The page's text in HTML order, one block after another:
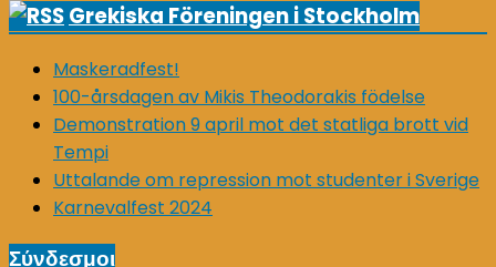
Grekiska Föreningen i Stockholm
Maskeradfest!
100-årsdagen av Mikis Theodorakis födelse
Demonstration 9 april mot det statliga brott vid
Tempi
Uttalande om repression mot studenter i Sverige
Karnevalfest 2024
Σύνδεσμοι